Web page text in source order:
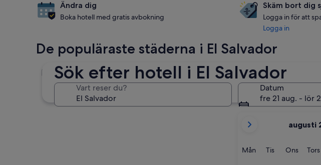
Sök efter hotell i El Salvador
Vart reser du?
Datum
fre 21 aug. - lör
nuvarande
är
augusti
MånMåndag
TisTisdag
OnsOnsdag
Tors
Ändra dig
Boka hotell med gratis avbokning
Skäm bort dig
Logga in för att
Logga in
De populäraste städerna i El Salvador
San Salvador (med omnejd) Acajutla